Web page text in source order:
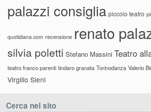
palazzi consiglia piccolo teatro
quotidiana.com recensione renato
silvia poletti Stefano Massini Teatro
teatro franco parenti tindaro granata Torinodanza Valerio
Virgilio Sieni
Cerca nel sito